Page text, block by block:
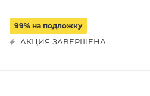
99% на подложку
АКЦИЯ ЗАВЕРШЕНА